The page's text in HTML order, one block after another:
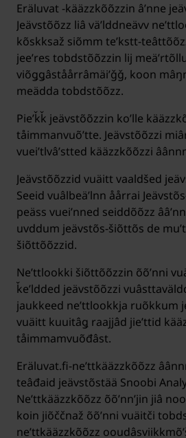
Eräluvat -kääzzkõõzzin âʹnne
Jeävstõõzz liâ väʹlddneävv
kõskksaž siõmm teʹkstt-
jeeʹres tobdstõõzzin lij
viõǥǥâståårrâmäiʹǧǧ, koon
meädda tobdstõõzz.
Pieʹǩǩ jeävstõõzzin koʹlle
tåimmanvuõʹtte. Jeävstõõzzi
vueiʹtlvâʹstted kääzzkõõzzi
Jeävstõõzzid vuäitt vaaldšed
Seeid vuâlbeäʹlnn åårrai
peäss vueiʹnned seiddõõzz
uvddum jeävstõs-šiõttõs de
šiõttõõzzid.
Neʹttlookki šiõttõõzzin õõʹnni
ǩeʹldded jeävstõõzzi
jaukkeed neʹttlookkja ruõkkum
vuäitt kuuitâǥ raajjâd jieʹttid
tåimmamvuõđâst.
Eräluvat.fi-neʹttkääzzkõõzz
teâđaid jeävstõstää Snoobi
Neʹttkääzzkõõzz õõʹnnʼjin jiâ
koin jiõččnaž õõʹnni vuäitči
neʹttkääzzkõõzz